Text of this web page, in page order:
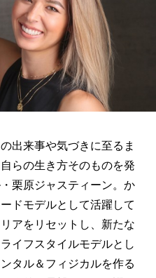
出来事や気づきに至るま
らの生き方そのものを発
栗原ジャスティーン。か
ドモデルとして活躍して
アをリセットし、新たな
イフスタイルモデルとし
タル＆フィジカルを作る